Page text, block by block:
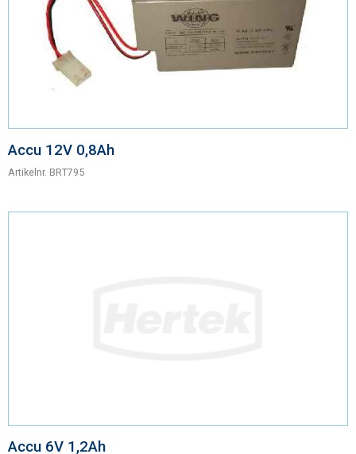
Contact
Accu 12V 0,8Ah
Artikelnr. BRT795
Accu 6V 1,2Ah